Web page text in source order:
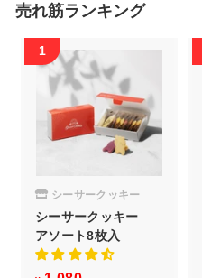
売れ筋ランキング
シーサークッキー
シーサークッキー
アソート8枚入